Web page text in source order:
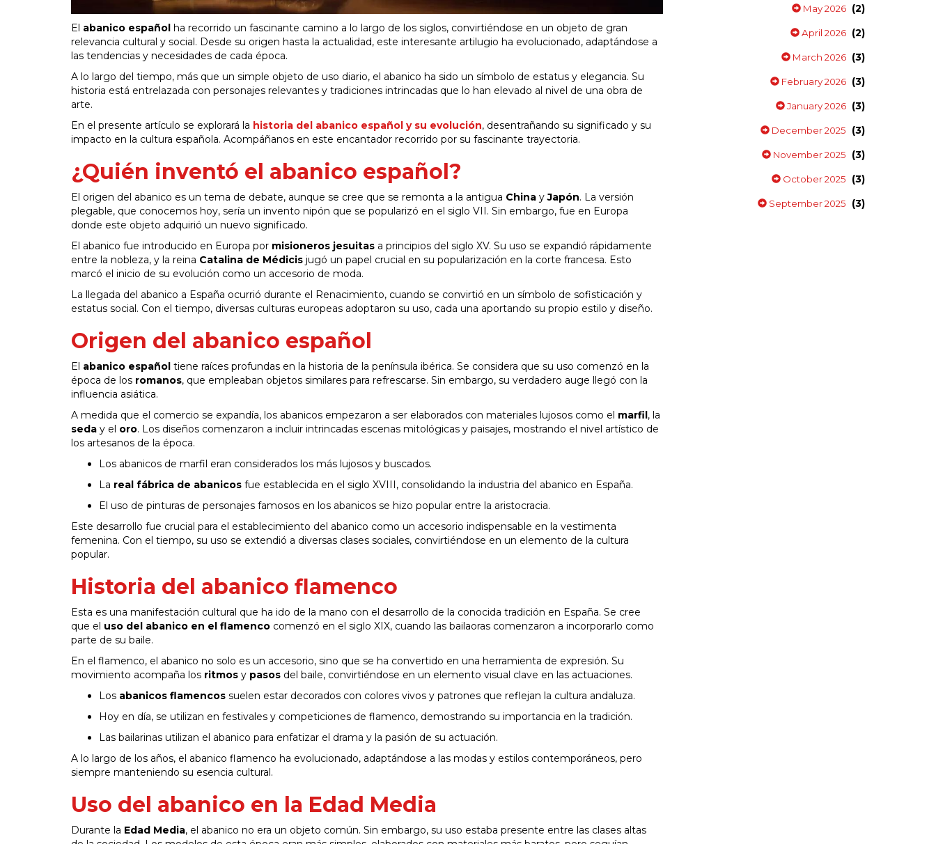
El abanico español ha recorrido un fascinante camino a lo largo de los siglos, convirtiéndose en un objeto de gran
relevancia cultural y social. Desde su origen hasta la actualidad, este interesante artilugio ha evolucionado, adaptándose a
las tendencias y necesidades de cada época.
A lo largo del tiempo, más que un simple objeto de uso diario, el abanico ha sido un símbolo de estatus y elegancia. Su
historia está entrelazada con personajes relevantes y tradiciones intrincadas que lo han elevado al nivel de una obra de
arte.
En el presente artículo se explorará la historia del abanico español y su evolución, desentrañando su significado y su
impacto en la cultura española. Acompáñanos en este encantador recorrido por su fascinante trayectoria.
¿Quién inventó el abanico español?
El origen del abanico es un tema de debate, aunque se cree que se remonta a la antigua China yJapón. La versión
plegable, que conocemos hoy, sería un invento nipón que se popularizó en el siglo VII. Sin embargo, fue en Europa
donde este objeto adquirió un nuevo significado.
El abanico fue introducido en Europa por misioneros jesuitas a principios del siglo XV. Su uso se expandió rápidamente
entre la nobleza, y la reina Catalina de Médicis jugó un papel crucial en su popularización en la corte francesa. Esto
marcó el inicio de su evolución como un accesorio de moda.
La llegada del abanico a España ocurrió durante el Renacimiento, cuando se convirtió en un símbolo de sofisticación y
estatus social. Con el tiempo, diversas culturas europeas adoptaron su uso, cada una aportando su propio estilo y diseño.
Origen del abanico español
El abanico español tiene raíces profundas en la historia de la península ibérica. Se considera que su uso comenzó en la
época de los romanos, que empleaban objetos similares para refrescarse. Sin embargo, su verdadero auge llegó con la
influencia asiática.
A medida que el comercio se expandía, los abanicos empezaron a ser elaborados con materiales lujosos como el marfil , la
seda y el oro. Los diseños comenzaron a incluir intrincadas escenas mitológicas y paisajes, mostrando el nivel artístico de
los artesanos de la época.
Los abanicos de marfil eran considerados los más lujosos y buscados.
La real fábrica de abanicos fue establecida en el siglo XVIII, consolidando la industria del abanico en España.
El uso de pinturas de personajes famosos en los abanicos se hizo popular entre la aristocracia.
Este desarrollo fue crucial para el establecimiento del abanico como un accesorio indispensable en la vestimenta
femenina. Con el tiempo, su uso se extendió a diversas clases sociales, convirtiéndose en un elemento de la cultura
popular.
Historia del abanico flamenco
Esta es una manifestación cultural que ha ido de la mano con el desarrollo de la conocida tradición en España. Se cree
que el uso del abanico en el flamenco comenzó en el siglo XIX, cuando las bailaoras comenzaron a incorporarlo como
parte de su baile.
En el flamenco, el abanico no solo es un accesorio, sino que se ha convertido en una herramienta de expresión. Su
movimiento acompaña los ritmos y pasos del baile, convirtiéndose en un elemento visual clave en las actuaciones.
Los abanicos flamencos suelen estar decorados con colores vivos y patrones que reflejan la cultura andaluza.
Hoy en día, se utilizan en festivales y competiciones de flamenco, demostrando su importancia en la tradición.
Las bailarinas utilizan el abanico para enfatizar el drama y la pasión de su actuación.
A lo largo de los años, el abanico flamenco ha evolucionado, adaptándose a las modas y estilos contemporáneos, pero
siempre manteniendo su esencia cultural.
Uso del abanico en la Edad Media
Durante la Edad Media, el abanico no era un objeto común. Sin embargo, su uso estaba presente entre las clases altas
May 2026 (2)
April 2026 (2)
March 2026 (3)
February 2026 (3)
January 2026 (3)
December 2025 (3)
November 2025 (3)
October 2025 (3)
September 2025 (3)